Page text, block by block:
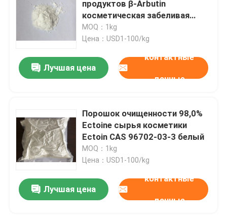
продуктов β-Arbutin
косметическая забеливая
агент
MOQ：1kg
Цена：USD1-100/kg
Лучшая цена
контактные
данные
Порошок очищенности 98,0%
Ectoine сырья косметики
Ectoin CAS 96702-03-3 белый
MOQ：1kg
Цена：USD1-100/kg
Лучшая цена
контактные
данные